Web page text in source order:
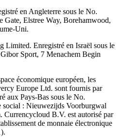
en Angleterre sous le No.
Gate, Elstree Way, Borehamwood,
Uni.
Limited. Enregistré en Israël sous le
Sport, 7 Menachem Begin
économique européen, les
Europe Ltd. sont fournis par
aux Pays-Bas sous le No.
social : Nieuwezijds Voorburgwal
Currencycloud B.V. est autorisé par
de monnaie électronique